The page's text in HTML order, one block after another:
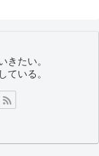
きたい。
ている。